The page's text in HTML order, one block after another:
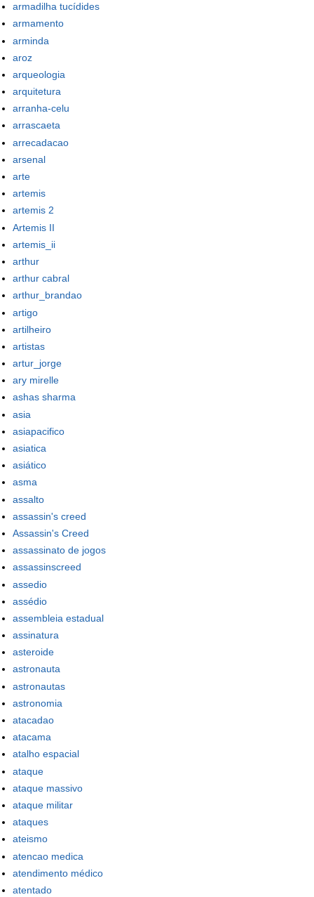
armadilha tucídides
armamento
arminda
aroz
arqueologia
arquitetura
arranha-celu
arrascaeta
arrecadacao
arsenal
arte
artemis
artemis 2
Artemis II
artemis_ii
arthur
arthur cabral
arthur_brandao
artigo
artilheiro
artistas
artur_jorge
ary mirelle
ashas sharma
asia
asiapacifico
asiatica
asiático
asma
assalto
assassin's creed
Assassin's Creed
assassinato de jogos
assassinscreed
assedio
assédio
assembleia estadual
assinatura
asteroide
astronauta
astronautas
astronomia
atacadao
atacama
atalho espacial
ataque
ataque massivo
ataque militar
ataques
ateismo
atencao medica
atendimento médico
atentado